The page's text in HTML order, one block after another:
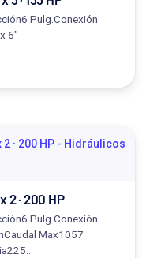
Pulg.Conexión
6"
2 · 200 HP
Pulg.Conexión
Max1057